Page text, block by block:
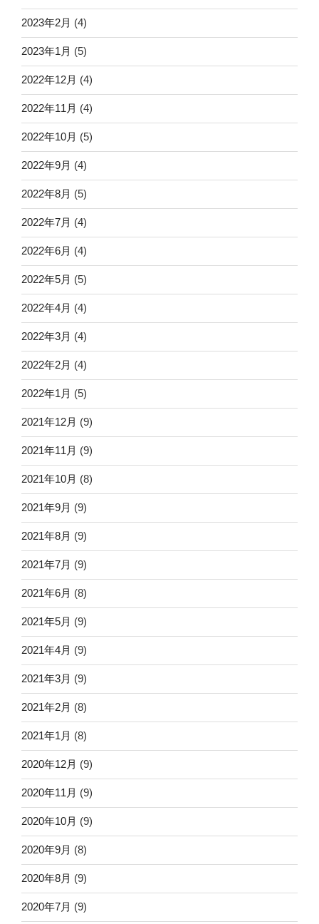
2023年2月 (4)
2023年1月 (5)
2022年12月 (4)
2022年11月 (4)
2022年10月 (5)
2022年9月 (4)
2022年8月 (5)
2022年7月 (4)
2022年6月 (4)
2022年5月 (5)
2022年4月 (4)
2022年3月 (4)
2022年2月 (4)
2022年1月 (5)
2021年12月 (9)
2021年11月 (9)
2021年10月 (8)
2021年9月 (9)
2021年8月 (9)
2021年7月 (9)
2021年6月 (8)
2021年5月 (9)
2021年4月 (9)
2021年3月 (9)
2021年2月 (8)
2021年1月 (8)
2020年12月 (9)
2020年11月 (9)
2020年10月 (9)
2020年9月 (8)
2020年8月 (9)
2020年7月 (9)